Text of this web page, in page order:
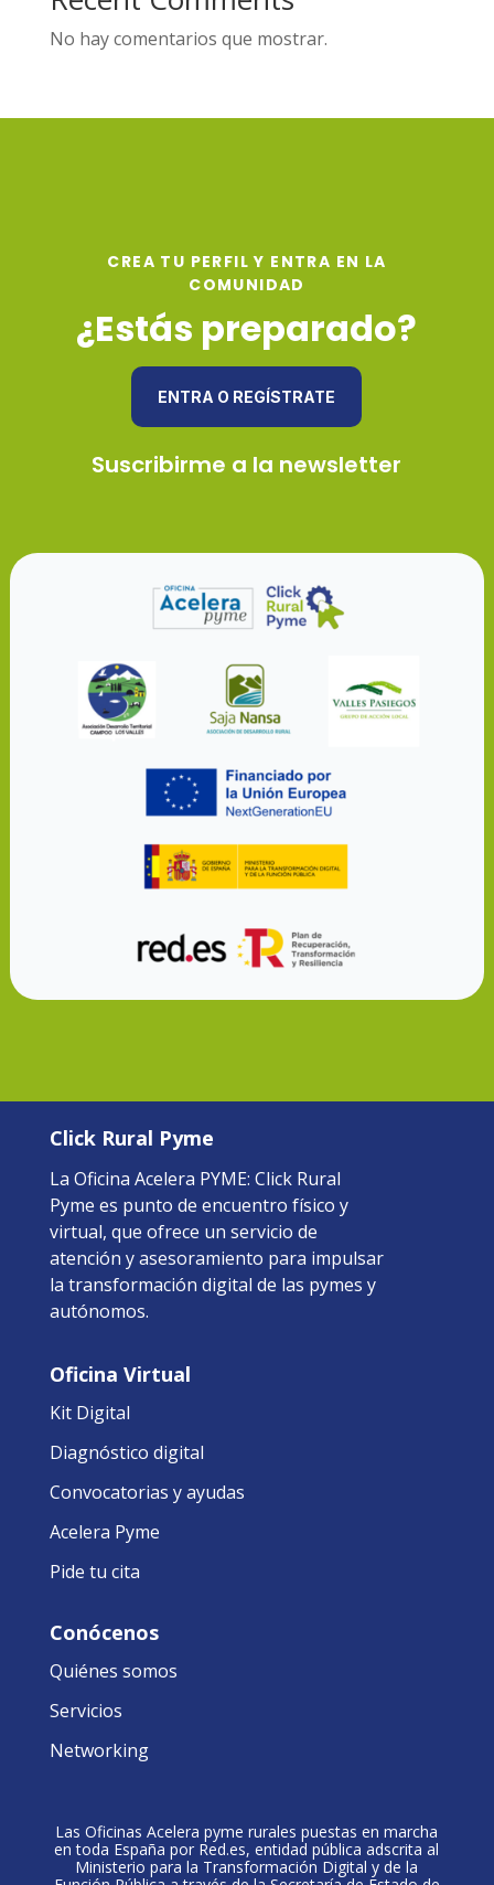
No hay comentarios que mostrar.
CREA TU PERFIL Y ENTRA EN LA
COMUNIDAD
¿Estás preparado?
ENTRA O REGÍSTRATE
Suscribirme a la newsletter
Click Rural Pyme
La Oficina Acelera PYME: Click Rural
Pyme es punto de encuentro físico y
virtual, que ofrece un servicio de
atención y asesoramiento para impulsar
la transformación digital de las pymes y
autónomos.
Oficina Virtual
Kit Digital
Diagnóstico digital
Convocatorias y ayudas
Acelera Pyme
Pide tu cita
Conócenos
Quiénes somos
Servicios
Networking
Las Oficinas Acelera pyme rurales puestas en marcha
en toda España por Red.es, entidad pública adscrita al
Ministerio para la Transformación Digital y de la